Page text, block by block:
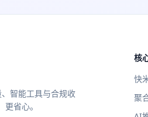
智能工具与合规收
省心。
核
快
聚